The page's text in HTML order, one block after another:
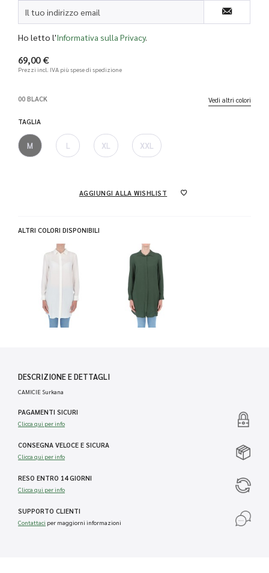
Ho letto l'Informativa sulla Privacy.
69,00 €
Prezzi incl. IVA più spese di spedizione
00 BLACK Vedi altri colori
TAGLIA
M L XL XXL
AGGIUNGI ALLA WISHLIST
ALTRI COLORI DISPONIBILI
DESCRIZIONE E DETTAGLI
CAMICIE Surkana
PAGAMENTI SICURI
Clicca qui per info
CONSEGNA VELOCE E SICURA
Clicca qui per info
RESO ENTRO 14 GIORNI
Clicca qui per info
SUPPORTO CLIENTI
Contattaci per maggiorni informazioni